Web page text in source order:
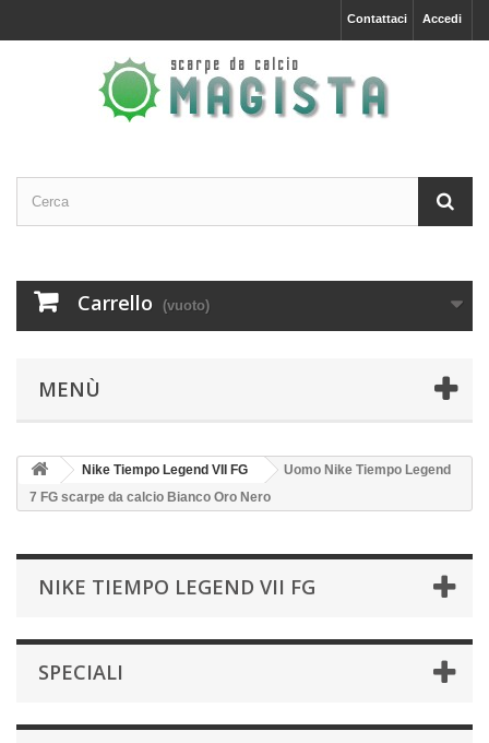
Accedi
Contattaci
Carrello (vuoto)
MENÙ
Nike Tiempo Legend VII FG
Uomo Nike Tiempo Legend
7 FG scarpe da calcio Bianco Oro Nero
NIKE TIEMPO LEGEND VII FG
SPECIALI